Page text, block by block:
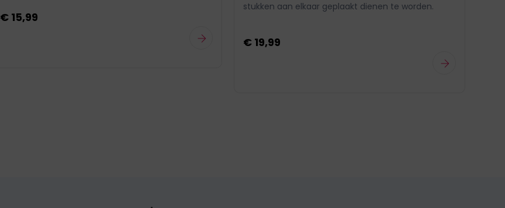
€ 15,99
stukken aan elkaar geplaakt dienen te worden.
€ 19,99